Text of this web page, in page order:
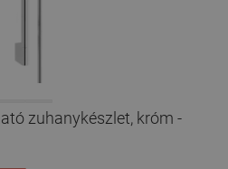
zuhanykészlet, króm -